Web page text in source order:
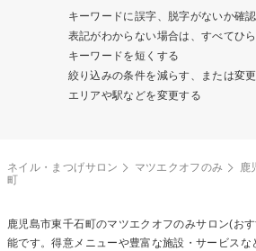
キーワードに誤字、脱字がないか確
表記がわからない場合は、すべてひ
キーワードを短くする
絞り込みの条件を減らす、または変
エリアや駅などを変更する
ネイル・まつげサロン マツエクオフのみ 鹿
町
鹿児島市東千石町のマツエクオフのみサロン(お
能です。得意メニューや豊富な施設・サービスな